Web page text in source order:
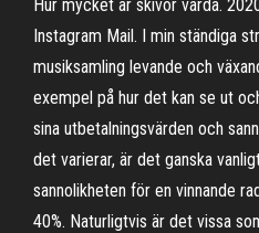
Hur mycket är skivor värda.
Instagram Mail. I min ständiga
musiksamling levande och
exempel på hur det kan se ut
sina utbetalningsvärden och
det varierar, är det ganska
sannolikheten för en vinnande
40%. Naturligtvis är det vissa